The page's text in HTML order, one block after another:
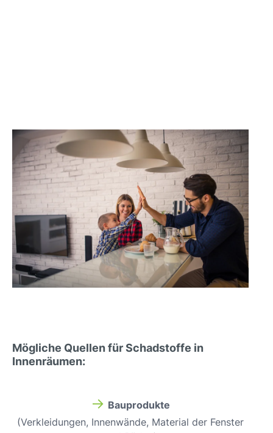
Mögliche Quellen für Schadstoffe in
Innenräumen:
→ Bauprodukte
(Verkleidungen, Innenwände, Material der Fenster